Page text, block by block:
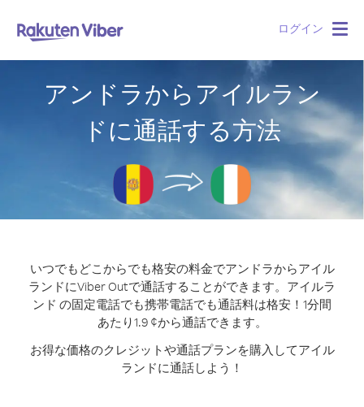
ログイン
アンドラからアイルラン
ドに通話する方法
いつでもどこからでも格安の料金でアンドラからアイル
ランドにViber Outで通話することができます。 アイルラ
ンド の固定電話でも携帯電話でも通話料は格安！1分間
あたり1.9 ¢から通話できます。
お得な価格のクレジットや通話プランを購入してアイル
ランドに通話しよう！